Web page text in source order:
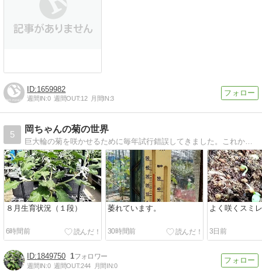
1659982
週間IN:0 週間OUT:12 月間IN:3
5
岡ちゃんの菊の世界
巨大輪の菊を咲かせるために毎年試行錯誤してきました。これからも菊作りを通して，小さな達成感を感じながら日々を過ごせたらと思っています。
８月生育状況（１段）
6時間前
萎れています。
30時間前
よく咲くスミ
3日前
1849750 1
週間IN:0 週間OUT:244 月間IN:0